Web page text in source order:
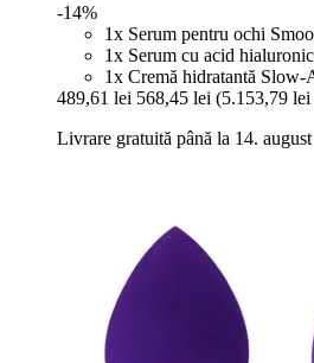
-14%
1x Serum pentru ochi
1x Serum cu acid
1x Cremă hidratantă
489,61 lei 568,45 lei (5.153,79
Livrare gratuită până la 14. august